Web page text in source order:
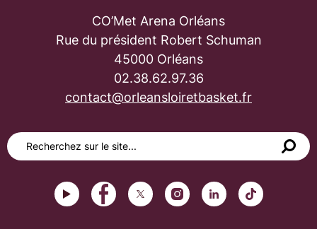
CO’Met Arena Orléans
Rue du président Robert Schuman
45000 Orléans
02.38.62.97.36
contact@orleansloiretbasket.fr